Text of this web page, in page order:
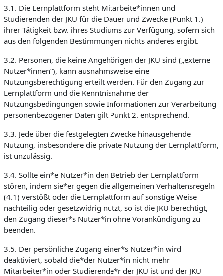
3.1. Die Lernplattform steht Mitarbeite*innen und
Studierenden der JKU für die Dauer und Zwecke (Punkt 1.)
ihrer Tätigkeit bzw. ihres Studiums zur Verfügung, sofern sich
aus den folgenden Bestimmungen nichts anderes ergibt.
3.2. Personen, die keine Angehörigen der JKU sind („externe
Nutzer*innen“), kann ausnahmsweise eine
Nutzungsberechtigung erteilt werden. Für den Zugang zur
Lernplattform und die Kenntnisnahme der
Nutzungsbedingungen sowie Informationen zur Verarbeitung
personenbezogener Daten gilt Punkt 2. entsprechend.
3.3. Jede über die festgelegten Zwecke hinausgehende
Nutzung, insbesondere die private Nutzung der Lernplattform,
ist unzulässig.
3.4. Sollte ein*e Nutzer*in den Betrieb der Lernplattform
stören, indem sie*er gegen die allgemeinen Verhaltensregeln
(4.1) verstößt oder die Lernplattform auf sonstige Weise
nachteilig oder gesetzwidrig nutzt, so ist die JKU berechtigt,
den Zugang dieser*s Nutzer*in ohne Vorankündigung zu
beenden.
3.5. Der persönliche Zugang einer*s Nutzer*in wird
deaktiviert, sobald die*der Nutzer*in nicht mehr
Mitarbeiter*in oder Studierende*r der JKU ist und der JKU